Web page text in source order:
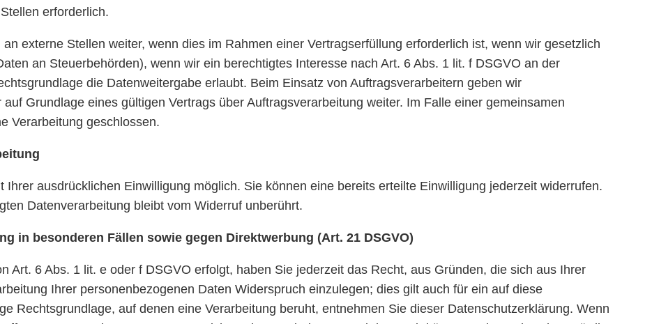
erforderlich.
externe Stellen weiter, wenn dies im Rahmen einer Vertragserfüllung erforderlich ist, wenn wir gesetzlich
an Steuerbehörden), wenn wir ein berechtigtes Interesse nach Art. 6 Abs. 1 lit. f DSGVO an der
die Datenweitergabe erlaubt. Beim Einsatz von Auftragsverarbeitern geben wir
Grundlage eines gültigen Vertrags über Auftragsverarbeitung weiter. Im Falle einer gemeinsamen
Verarbeitung geschlossen.
ausdrücklichen Einwilligung möglich. Sie können eine bereits erteilte Einwilligung jederzeit widerrufen.
Datenverarbeitung bleibt vom Widerruf unberührt.
in besonderen Fällen sowie gegen Direktwerbung (Art. 21 DSGVO)
Art. 6 Abs. 1 lit. e oder f DSGVO erfolgt, haben Sie jederzeit das Recht, aus Gründen, die sich aus Ihrer
Ihrer personenbezogenen Daten Widerspruch einzulegen; dies gilt auch für ein auf diese
Rechtsgrundlage, auf denen eine Verarbeitung beruht, entnehmen Sie dieser Datenschutzerklärung. Wenn